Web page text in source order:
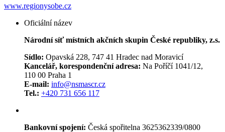
www.regionysobe.cz
Oficiální název
Národní síť místních akčních skupin České republiky, z.s.
Sídlo: Opavská 228, 747 41 Hradec nad Moravicí
Kancelář, korespondenční adresa: Na Poříčí 1041/12,
110 00 Praha 1
E-mail: info@nsmascr.cz
Tel.: +420 731 656 117
Bankovní spojení: Česká spořitelna 3625362339/0800